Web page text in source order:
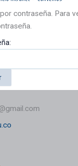
contraseña. Para